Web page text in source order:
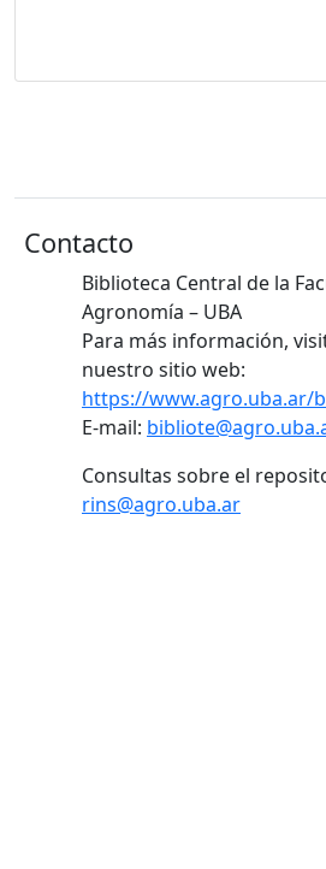
Contacto
Biblioteca Central de la
Agronomía – UBA
Para más información,
nuestro sitio web:
https://www.agro.uba.ar/
E-mail:
Consultas sobre el
rins@agro.uba.ar